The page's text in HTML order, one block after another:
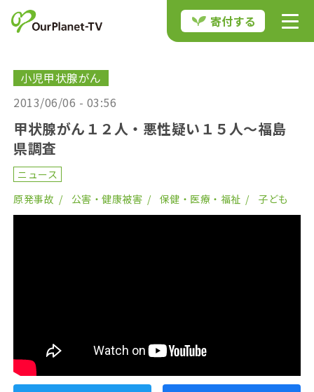
寄付する
小児甲状腺がん
2013/06/06 - 03:56
甲状腺がん１２人・悪性疑い１５人〜福島
県調査
ニュース
原発事故
公害・健康被害 保健・医療・福祉 子ども